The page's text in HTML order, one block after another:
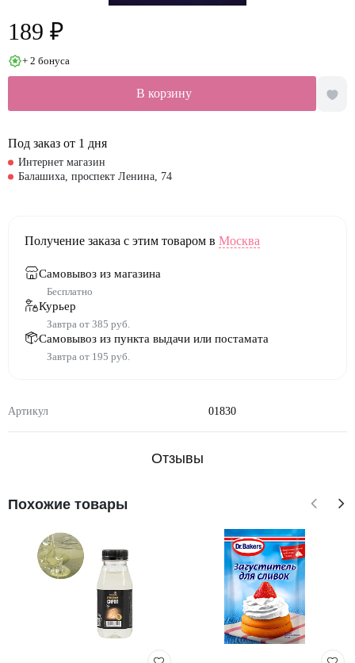
Артикул 01830
189 ₽
+ 2 бонуса
В корзину
Под заказ от 1 дня
Интернет магазин
Балашиха, проспект Ленина, 74
Получение заказа с этим товаром в Москва
Самовывоз из магазина
Бесплатно
Курьер
Завтра от 385 руб.
Самовывоз из пункта выдачи или постамата
Завтра от 195 руб.
Отзывы
Похожие товары